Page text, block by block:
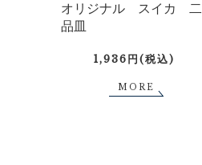
オリジナル スイカ 二
品皿
1,936円(税込)
MORE